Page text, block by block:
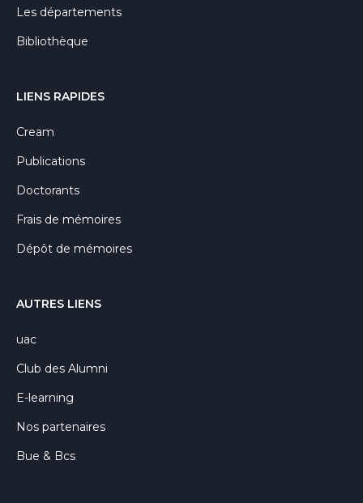
Les départements
Bibliothèque
LIENS RAPIDES
Cream
Publications
Doctorants
Frais de mémoires
Dépôt de mémoires
AUTRES LIENS
uac
Club des Alumni
E-learning
Nos partenaires
Bue & Bcs